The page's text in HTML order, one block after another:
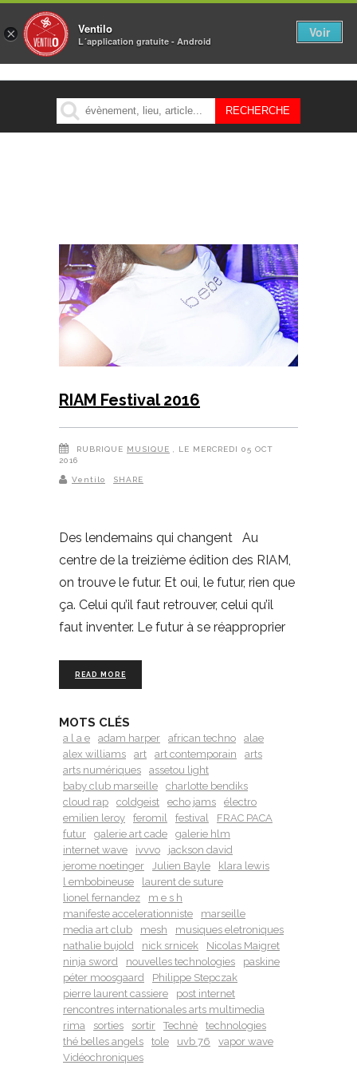
MENU
RIAM Festival 2016
RUBRIQUE MUSIQUE
, LE MERCREDI 05 OCT
2016
Ventilo SHARE
Des lendemains qui changent Au
centre de la treizième édition des RIAM,
on trouve le futur. Et oui, le futur, rien que
ça. Celui qu’il faut retrouver, celui qu’il
faut inventer. Le futur à se réapproprier
READ MORE
MOTS CLÉS
a l a e adam harper african techno
alae
alex williams
art art contemporain
arts
arts numériques
assetou light
baby club marseille
charlotte bendiks
cloud rap
coldgeist echo jams
électro
emilien leroy
feromil festival
FRAC PACA
futur
galerie art cade
galerie hlm
internet wave
ivvvo
jackson david
jerome noetinger
Julien Bayle
klara lewis
l embobineuse
laurent de suture
lionel fernandez
m e s h
manifeste accelerationniste
marseille
media art club
mesh
musiques eletroniques
nathalie bujold
nick srnicek
Nicolas Maigret
ninja sword
nouvelles technologies
paskine
péter moosgaard
Philippe Stepczak
pierre laurent cassiere
post internet
rencontres internationales arts multimedia
rima
sorties sortir Technè
technologies
thé belles angels
tole uvb 76
vapor wave
Vidéochroniques
× Ventilo
L´application gratuite - Android
Voir